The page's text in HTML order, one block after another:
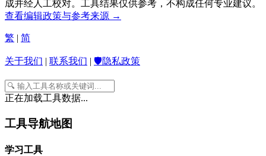
成并经人工校对。工具结果仅供参考，不构成任何专业建议。
查看编辑政策与参考来源 →
繁 | 简
关于我们 | 联系我们 | 🛡️隐私政策
正在加载工具数据...
工具导航地图
学习工具